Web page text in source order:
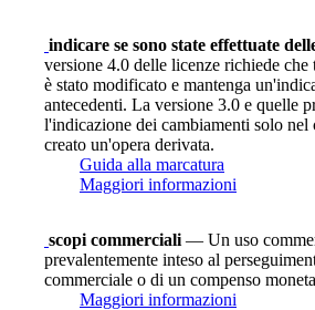
indicare se sono state effettuate
versione 4.0 delle licenze richiede
è stato modificato e mantenga
antecedenti. La versione 3.0 e quelle
l'indicazione dei cambiamenti solo nel
creato un'opera derivata.
Guida alla marcatura
Maggiori informazioni
scopi commerciali — Un uso
prevalentemente inteso al
commerciale o di un compenso
Maggiori informazioni